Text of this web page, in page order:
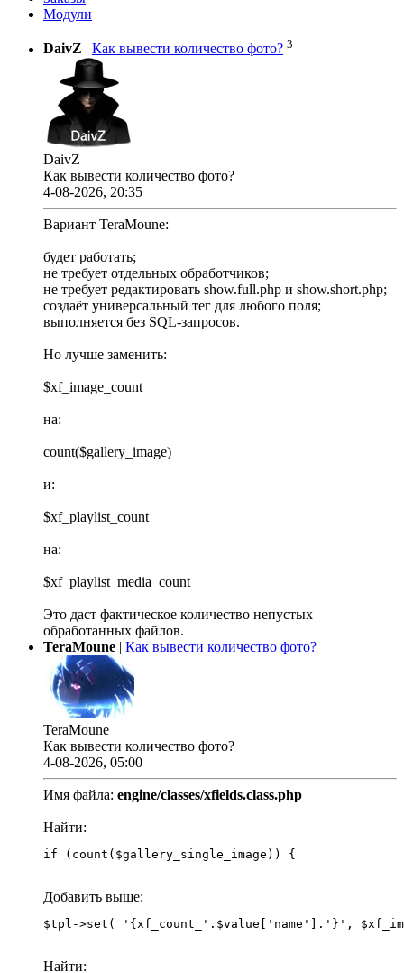
Модули
DaivZ Как вывести количество фото? 3
DaivZ
Как вывести количество фото?
4-08-2026, 20:35
Вариант TeraMoune:
будет работать;
не требует отдельных обработчиков;
не требует редактировать show.full.php и show.short.php;
создаёт универсальный тег для любого поля;
выполняется без SQL-запросов.
Но лучше заменить:
$xf_image_count
на:
count($gallery_image)
и:
$xf_playlist_count
на:
$xf_playlist_media_count
Это даст фактическое количество непустых
обработанных файлов.
TeraMoune | Как вывести количество фото?
TeraMoune
Как вывести количество фото?
4-08-2026, 05:00
Имя файла: engine/classes/xfields.class.php
Найти:
if (count($gallery_single_image)) {
Добавить выше:
Найти: